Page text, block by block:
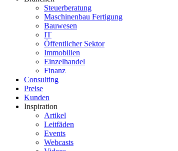
Steuerberatung
Maschinenbau Fertigung
Bauwesen
IT
Öffentlicher Sektor
Immobilien
Einzelhandel
Finanz
Consulting
Preise
Kunden
Inspiration
Artikel
Leitfäden
Events
Webcasts